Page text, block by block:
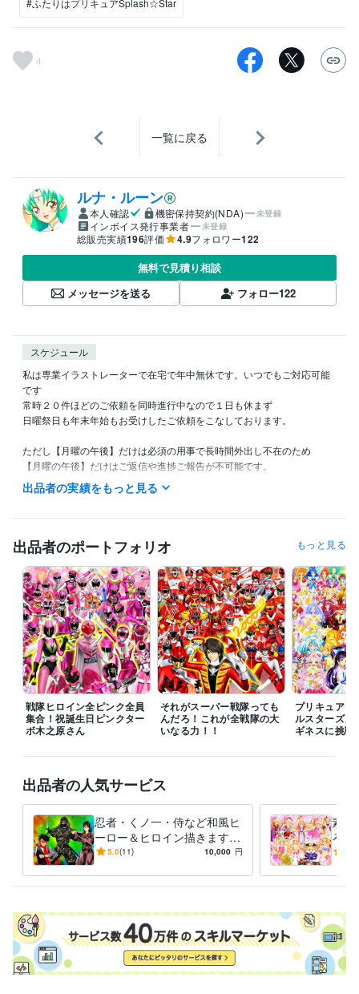
4
一覧に戻る
ルナ・ルーン
本人確認 機密保持契約(NDA) 未登録
インボイス発行事業者 未登録
総販売実績196評価 4.9フォロワー122
無料で見積り相談
メッセージを送る
フォロー122
スケジュール
私は専業イラストレーターで在宅で年中無休です。いつでもご対応可能
です
常時２０件ほどのご依頼を同時進行中なので１日も休まず
日曜祭日も年末年始もお受けしたご依頼をこなしております。
ただし【月曜の午後】だけは必須の用事で長時間外出し不在のため
【月曜の午後】だけはご返信や進捗ご報告が不可能です。
また私の生活は体調によって夜型だったり昼型だったり変化し不規則で
ご理解いただけますと幸いです。
受賞歴
ネットでイラスト＆コミック公開
プログラミング言語・フレームワーク
COBOL:1年
ビジネス・クリエイティブツール
Adobe Photoshop:20年Filmora:5年Excel:10年PowerPoint:5年
Word:5年
その他ツール
イラスト作成・漫画制作 イラスト　ロゴ　デザイン　動画　小説
ラスト　ロゴ　デザイン　動画　小説
アニメ コミック 特撮 ゲーム
出品者の実績をもっと見る
出品者のポートフォリオ もっと見る
戦隊ヒロイン全ピンク全員
集合！祝誕生日ピンクター
ボ木之原さん
それがスーパー戦隊っても
んだろ！これが全戦隊の大
いなる力！！
プリキュア１
ルスターズ
ギネスに挑戦
出品者の人気サービス
忍者・くノ一・侍など和風ヒ
ーロー＆ヒロイン描きます
いかなるご指示でもイラスト
5.0(11) 10,000 円
素敵
ろな
ご希